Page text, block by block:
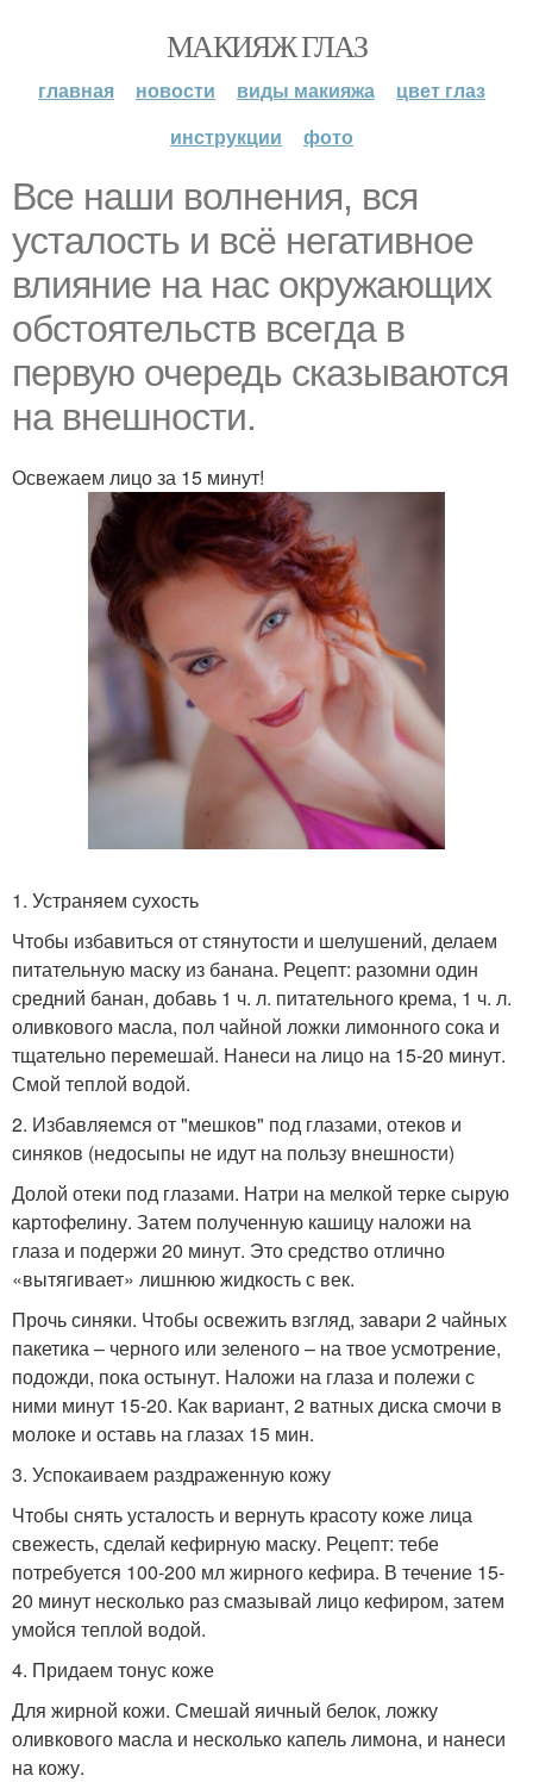
МАКИЯЖ ГЛАЗ
главная новости виды макияжа
цвет глаз
инструкции
фото
Все наши волнения, вся
усталость и всё негативное
влияние на нас окружающих
обстоятельств всегда в
первую очередь сказываются
на внешности.
Освежаем лицо за 15 минут!
1. Устраняем сухость
Чтобы избавиться от стянутости и шелушений, делаем
питательную маску из банана. Рецепт: разомни один
средний банан, добавь 1 ч. л. питательного крема, 1 ч. л.
оливкового масла, пол чайной ложки лимонного сока и
тщательно перемешай. Нанеси на лицо на 15-20 минут.
Смой теплой водой.
2. Избавляемся от "мешков" под глазами, отеков и
синяков (недосыпы не идут на пользу внешности)
Долой отеки под глазами. Натри на мелкой терке сырую
картофелину. Затем полученную кашицу наложи на
глаза и подержи 20 минут. Это средство отлично
«вытягивает» лишнюю жидкость с век.
Прочь синяки. Чтобы освежить взгляд, завари 2 чайных
пакетика – черного или зеленого – на твое усмотрение,
подожди, пока остынут. Наложи на глаза и полежи с
ними минут 15-20. Как вариант, 2 ватных диска смочи в
молоке и оставь на глазах 15 мин.
3. Успокаиваем раздраженную кожу
Чтобы снять усталость и вернуть красоту коже лица
свежесть, сделай кефирную маску. Рецепт: тебе
потребуется 100-200 мл жирного кефира. В течение 15-
20 минут несколько раз смазывай лицо кефиром, затем
умойся теплой водой.
4. Придаем тонус коже
Для жирной кожи. Смешай яичный белок, ложку
оливкового масла и несколько капель лимона, и нанеси
на кожу.